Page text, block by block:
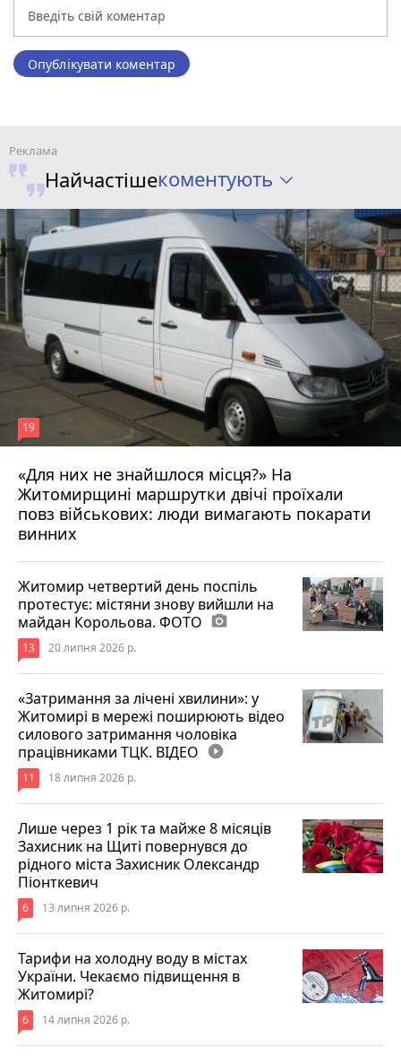
Опублікувати коментар
Найчастішекоментують
«Для них не знайшлося місця?» На
Житомирщині маршрутки двічі проїхали
повз військових: люди вимагають покарати
винних
19
17 липня 2026 р.
Житомир четвертий день поспіль
протестує: містяни знову вийшли на
майдан Корольова. ФОТО photo_camera
13 20 липня 2026 р.
«Затримання за лічені хвилини»: у
Житомирі в мережі поширюють відео
силового затримання чоловіка
працівниками ТЦК. ВІДЕО play_circle_filled
11 18 липня 2026 р.
Лише через 1 рік та майже 8 місяців
Захисник на Щиті повернувся до
рідного міста Захисник Олександр
Піонткевич
6 13 липня 2026 р.
Тарифи на холодну воду в містах
України. Чекаємо підвищення в
Житомирі?
6 14 липня 2026 р.